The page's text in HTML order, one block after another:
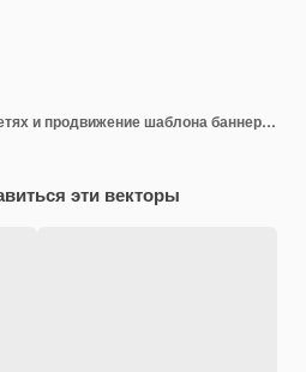
Пост в социальных сетях и продвижение шаблона баннера центра красоты с красивым фиолетовым цветом
эти векторы